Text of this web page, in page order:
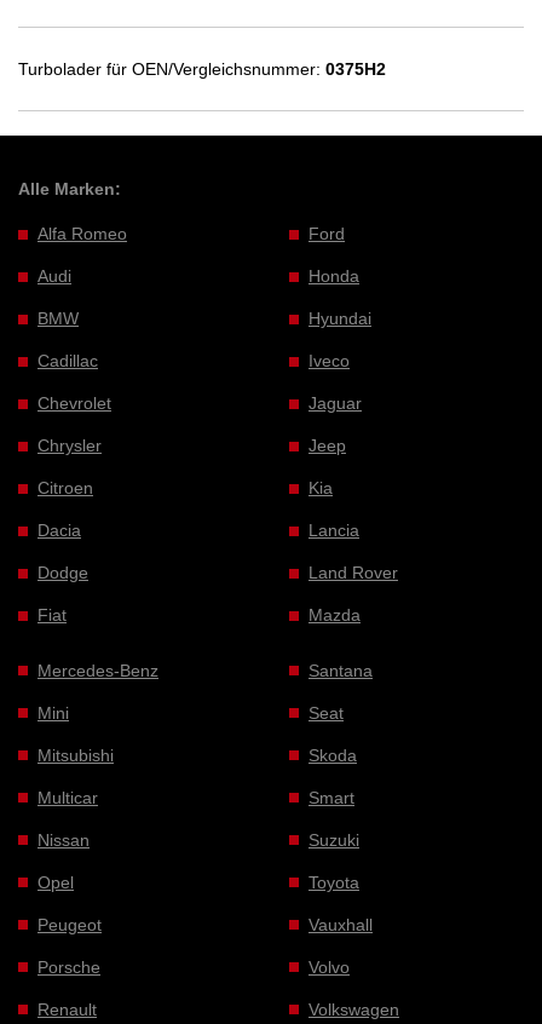
Turbolader für OEN/Vergleichsnummer: 0375H2
Alle Marken:
Alfa Romeo
Audi
BMW
Cadillac
Chevrolet
Chrysler
Citroen
Dacia
Dodge
Fiat
Ford
Honda
Hyundai
Iveco
Jaguar
Jeep
Kia
Lancia
Land Rover
Mazda
Mercedes-Benz
Mini
Mitsubishi
Multicar
Nissan
Opel
Peugeot
Porsche
Renault
Santana
Seat
Skoda
Smart
Suzuki
Toyota
Vauxhall
Volvo
Volkswagen